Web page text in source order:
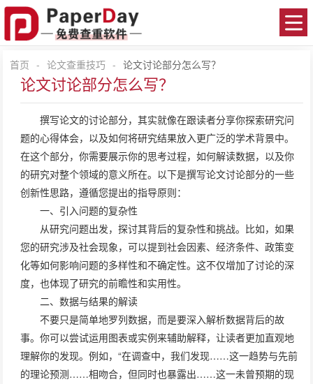
首页 - 论文查重技巧 - 论文讨论部分怎么写？
论文讨论部分怎么写？
撰写论文的讨论部分，其实就像在跟读者分享你探索研究问
题的心得体会，以及如何将研究结果放入更广泛的学术背景中。
在这个部分，你需要展示你的思考过程，如何解读数据，以及你
的研究对整个领域的意义所在。以下是撰写论文讨论部分的一些
创新性思路，遵循您提出的指导原则：
一、引入问题的复杂性
从研究问题出发，探讨其背后的复杂性和挑战。比如，如果
您的研究涉及社会现象，可以提到社会因素、经济条件、政策变
化等如何影响问题的多样性和不确定性。这不仅增加了讨论的深
度，也体现了研究的前瞻性和实用性。
二、数据与结果的解读
不要只是简单地罗列数据，而是要深入解析数据背后的故
事。你可以尝试运用图表或实例来辅助解释，让读者更加直观地
理解你的发现。例如，“在调查中，我们发现……这一趋势与先前
的理论预测……相吻合，但同时也暴露出……这一未曾预期的现